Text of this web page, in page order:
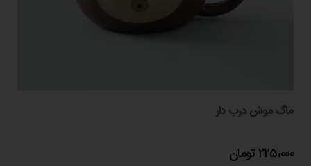
ماگ موش درب دار
۲۲۵،۰۰۰ تومان